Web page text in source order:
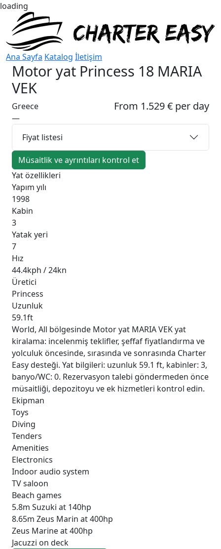
loading
Ana Sayfa Katalog İletişim
Motor yat Princess 18 MARIA
VEK
From 1.529 € per day
Greece
—
Fiyat listesi
Müsaitlik ve ayrıntıları kontrol et
Yat özellikleri
Yapım yılı
1998
Kabin
3
Yatak yeri
7
Hız
44.4kph / 24kn
Üretici
Princess
Uzunluk
59.1ft
World, All bölgesinde Motor yat MARIA VEK yat
kiralama: incelenmiş teklifler, şeffaf fiyatlandırma ve
yolculuk öncesinde, sırasında ve sonrasında Charter
Easy desteği. Yat bilgileri: uzunluk 59.1 ft, kabinler: 3,
banyo/WC: 0. Rezervasyon talebi göndermeden önce
müsaitliği, depozitoyu ve ek hizmetleri kontrol edin.
Ekipman
Toys
Diving
Tenders
Amenities
Electronics
Indoor audio system
TV saloon
Beach games
5.8m Suzuki at 140hp
8.65m Zeus Marin at 400hp
Zeus Marine at 400hp
Jacuzzi on deck